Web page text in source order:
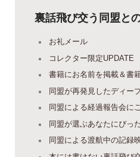
裏話飛び交う同盟と
お礼メール
コレクター限定UPDATE
書籍にお名前を掲載＆書
同盟が再発見したディー
同盟による経過報告会に
同盟が選ぶあなたにぴっ
同盟による渡航中の記録